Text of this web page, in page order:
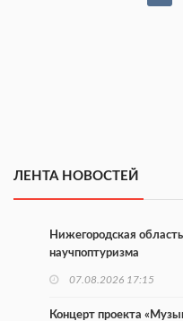
ЛЕНТА НОВОСТЕЙ
Нижегородская
научпоптуризма
07.08.2026 17:15
Концерт проекта